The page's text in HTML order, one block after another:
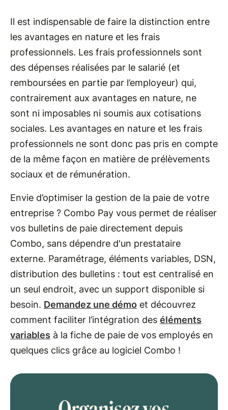
Il est indispensable de faire la distinction entre
les avantages en nature et les frais
professionnels. Les frais professionnels sont
des dépenses réalisées par le salarié (et
remboursées en partie par l’employeur) qui,
contrairement aux avantages en nature, ne
sont ni imposables ni soumis aux cotisations
sociales. Les avantages en nature et les frais
professionnels ne sont donc pas pris en compte
de la même façon en matière de prélèvements
sociaux et de rémunération.
Envie d’optimiser la gestion de la paie de votre
entreprise ? Combo Pay vous permet de réaliser
vos bulletins de paie directement depuis
Combo, sans dépendre d'un prestataire
externe. Paramétrage, éléments variables, DSN,
distribution des bulletins : tout est centralisé en
un seul endroit, avec un support disponible si
besoin. Demandez une démo et découvrez
comment faciliter l’intégration des éléments
variables à la fiche de paie de vos employés en
quelques clics grâce au logiciel Combo !